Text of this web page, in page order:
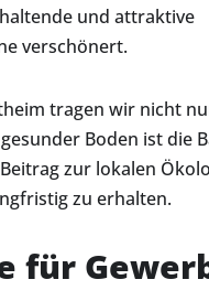
und attraktive
verschönert.
tragen wir nicht
Boden ist
zur lokalen
zu erhalten.
für